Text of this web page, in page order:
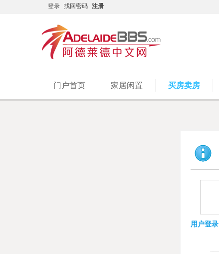
登录 找回密码 注册
门户首页 家居闲置 买房卖房
用户登录